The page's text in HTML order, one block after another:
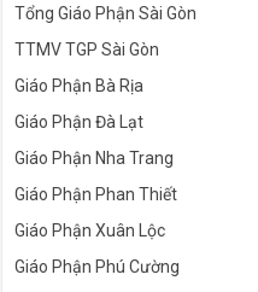
Tổng Giáo Phận Sài Gòn
TTMV TGP Sài Gòn
Giáo Phận Bà Rịa
Giáo Phận Đà Lạt
Giáo Phận Nha Trang
Giáo Phận Phan Thiết
Giáo Phận Xuân Lộc
Giáo Phận Phú Cường